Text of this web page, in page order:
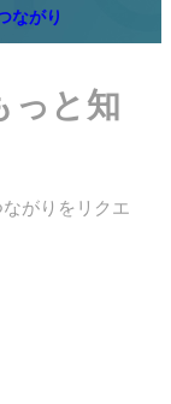
ながり
っと知
がりをリクエ